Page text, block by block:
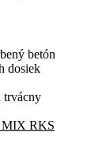
betón
dosiek
trvácny
RKS